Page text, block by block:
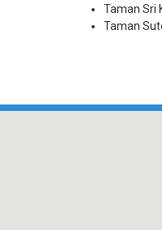
Taman Sri
Taman